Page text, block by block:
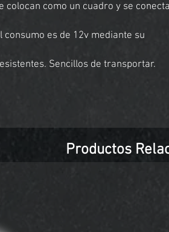
colocan como un cuadro y se
consumo es de 12v mediante su
Sencillos de transportar.
Productos